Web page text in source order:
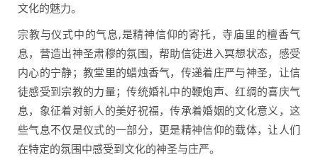
文化的魅力。
宗教与仪式中的气息,是精神信仰的寄托，寺庙里的檀香气
息，营造出神圣肃穆的氛围，帮助信徒进入冥想状态，感受
内心的宁静；教堂里的蜡烛香气，传递着庄严与神圣，让信
徒感受到宗教的力量；传统婚礼中的鞭炮声、红绸的喜庆气
息，象征着对新人的美好祝福，传承着婚姻的文化意义，这
些气息不仅是仪式的一部分，更是精神信仰的载体，让人们
在特定的氛围中感受到文化的神圣与庄严。